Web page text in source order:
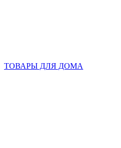
ТОВАРЫ ДЛЯ ДОМА